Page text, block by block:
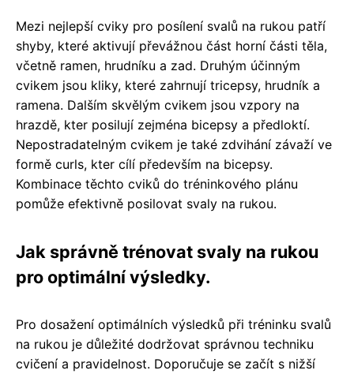
Mezi nejlepší cviky pro posílení svalů na rukou patří
shyby, které aktivují převážnou část horní části těla,
včetně ramen, hrudníku a zad. Druhým účinným
cvikem jsou kliky, které zahrnují tricepsy, hrudník a
ramena. Dalším skvělým cvikem jsou vzpory na
hrazdě, kter posilují zejména bicepsy a předloktí.
Nepostradatelným cvikem je také zdvihání závaží ve
formě curls, kter cílí především na bicepsy.
Kombinace těchto cviků do tréninkového plánu
pomůže efektivně posilovat svaly na rukou.
Jak správně trénovat svaly na rukou
pro optimální výsledky.
Pro dosažení optimálních výsledků při tréninku svalů
na rukou je důležité dodržovat správnou techniku
cvičení a pravidelnost. Doporučuje se začít s nižší